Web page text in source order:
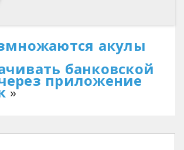
акулы
банковской
приложение
»